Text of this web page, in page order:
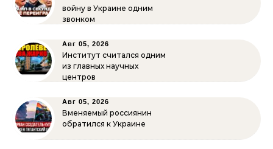
войну в Украине одним
звонком
Авг 05, 2026
Институт считался одним
из главных научных
центров
Авг 05, 2026
Вменяемый россиянин
обратился к Украине